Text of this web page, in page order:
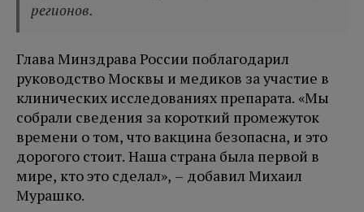
регионов.
Глава Минздрава России поблагодарил
руководство Москвы и медиков за участие в
клинических исследованиях препарата. «Мы
собрали сведения за короткий промежуток
времени о том, что вакцина безопасна, и это
дорогого стоит. Наша страна была первой в
мире, кто это сделал», – добавил Михаил
Мурашко.